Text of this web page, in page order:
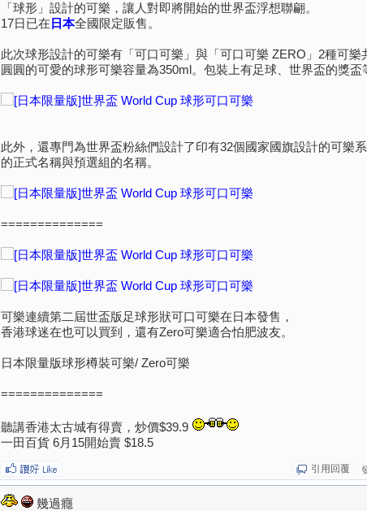
「球形」設計的可樂，讓人對即將開始的世界盃浮想聯翩。
17日已在 日本全國限定販售。
此次球形設計的可樂有「可口可樂」與「可口可樂 ZERO」2種可樂
圓圓的可愛的球形可樂容量為350ml。包裝上有足球、世界盃的獎盃
此外，還專門為世界盃粉絲們設計了印有32個國家國旗設計的可樂
的正式名稱與預選組的名稱。
==============
可樂連續第二屆世盃版足球形狀可口可樂在日本發售，
香港球迷在也可以買到，還有Zero可樂適合怕肥波友。
日本限量版球形樽裝可樂/ Zero可樂
==============
聽講香港太古城有得賣，炒價$39.9
一田百貨 6月15開始賣 $18.5
引用回覆
幾過癮